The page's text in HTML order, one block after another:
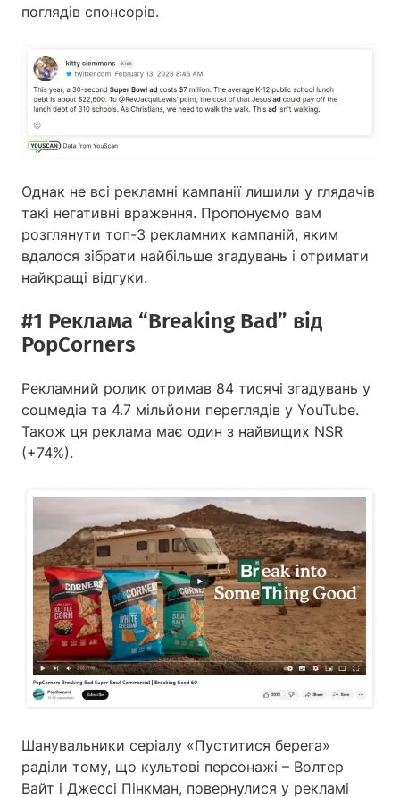
поглядів спонсорів.
Однак не всі рекламні кампанії лишили у глядачів
такі негативні враження. Пропонуємо вам
розглянути топ-3 рекламних кампаній, яким
вдалося зібрати найбільше згадувань і отримати
найкращі відгуки.
#1 Реклама “Breaking Bad” від
PopCorners
Рекламний ролик отримав 84 тисячі згадувань у
соцмедіа та 4.7 мільйони переглядів у YouTube.
Також ця реклама має один з найвищих NSR
(+74%).
Шанувальники серіалу «Пуститися берега»
раділи тому, що культові персонажі – Волтер
Вайт і Джессі Пінкман, повернулися у рекламі